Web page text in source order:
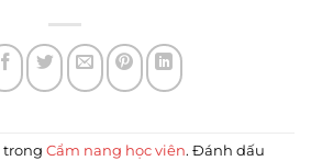
trong Cẩm nang học viên. Đánh dấu